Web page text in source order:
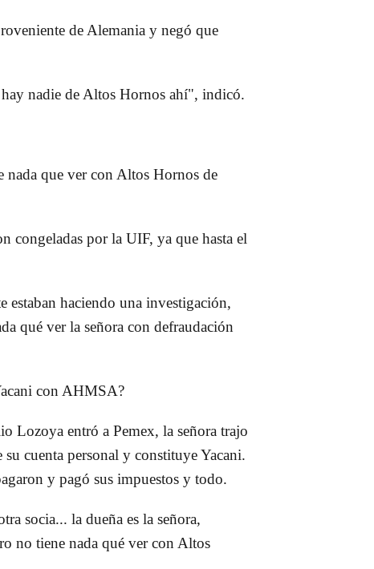
de Alemania y negó que
nadie de Altos Hornos ahí", indicó.
nada que ver con Altos Hornos de
congeladas por la UIF, ya que hasta el
estaban haciendo una investigación,
qué ver la señora con defraudación
con AHMSA?
Lozoya entró a Pemex, la señora trajo
cuenta personal y constituye Yacani.
y pagó sus impuestos y todo.
socia... la dueña es la señora,
no tiene nada qué ver con Altos